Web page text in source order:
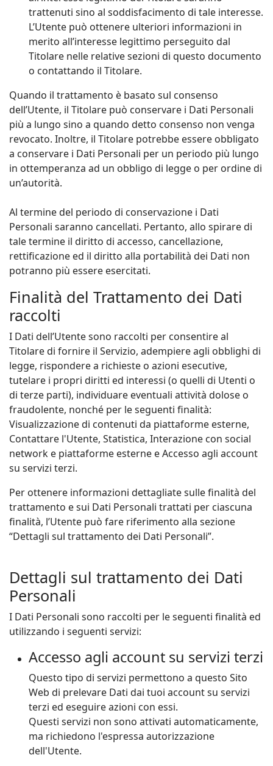
trattenuti sino al soddisfacimento di tale interesse.
L’Utente può ottenere ulteriori informazioni in
merito all’interesse legittimo perseguito dal
Titolare nelle relative sezioni di questo documento
o contattando il Titolare.
Quando il trattamento è basato sul consenso
dell’Utente, il Titolare può conservare i Dati Personali
più a lungo sino a quando detto consenso non venga
revocato. Inoltre, il Titolare potrebbe essere obbligato
a conservare i Dati Personali per un periodo più lungo
in ottemperanza ad un obbligo di legge o per ordine di
un’autorità.
Al termine del periodo di conservazione i Dati
Personali saranno cancellati. Pertanto, allo spirare di
tale termine il diritto di accesso, cancellazione,
rettificazione ed il diritto alla portabilità dei Dati non
potranno più essere esercitati.
Finalità del Trattamento dei Dati
raccolti
I Dati dell’Utente sono raccolti per consentire al
Titolare di fornire il Servizio, adempiere agli obblighi di
legge, rispondere a richieste o azioni esecutive,
tutelare i propri diritti ed interessi (o quelli di Utenti o
di terze parti), individuare eventuali attività dolose o
fraudolente, nonché per le seguenti finalità:
Visualizzazione di contenuti da piattaforme esterne,
Contattare l'Utente, Statistica, Interazione con social
network e piattaforme esterne e Accesso agli account
su servizi terzi.
Per ottenere informazioni dettagliate sulle finalità del
trattamento e sui Dati Personali trattati per ciascuna
finalità, l’Utente può fare riferimento alla sezione
“Dettagli sul trattamento dei Dati Personali”.
Dettagli sul trattamento dei Dati
Personali
I Dati Personali sono raccolti per le seguenti finalità ed
utilizzando i seguenti servizi:
Accesso agli account su servizi terzi
Questo tipo di servizi permettono a questo Sito
Web di prelevare Dati dai tuoi account su servizi
terzi ed eseguire azioni con essi.
Questi servizi non sono attivati automaticamente,
ma richiedono l'espressa autorizzazione
dell'Utente.